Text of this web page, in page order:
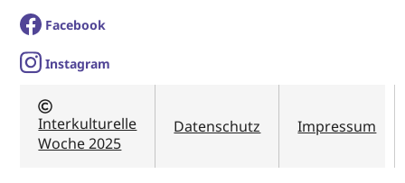
Facebook
Instagram
Interkulturelle
Woche 2025
Datenschutz Impressum